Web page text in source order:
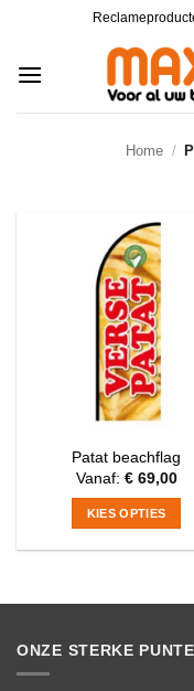
inhoud
Home /
Patat beachflag
Vanaf: €69,00
KIES OPTIES
meerdere
Deze
ONZE STERKE